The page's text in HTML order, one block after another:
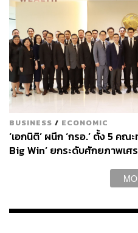
BUSINESS / ECONOMIC
‘เอกนิติ’ ผนึก ‘กรอ.’ ตั้ง 5 ค
Big Win’ ยกระดับศักยภาพเศ